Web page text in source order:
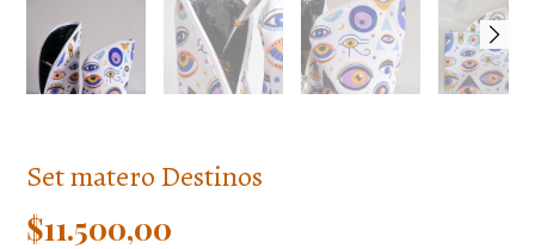
Set matero Destinos
$11.500,00